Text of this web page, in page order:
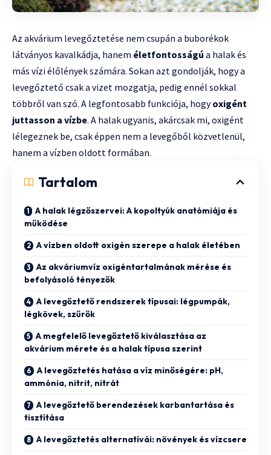
Az akvárium levegőztetése nem csupán a buborékok
látványos kavalkádja, hanem életfontosságú a halak és
más vízi élőlények számára. Sokan azt gondolják, hogy a
levegőztető csak a vizet mozgatja, pedig ennél sokkal
többről van szó. A legfontosabb funkciója, hogyoxigént
juttasson a vízbe. A halak ugyanis, akárcsak mi, oxigént
lélegeznek be, csak éppen nem a levegőből közvetlenül,
hanem a vízben oldott formában.
Tartalom
A halak légzőszervei: A kopoltyúk anatómiája és
működése
A vízben oldott oxigén szerepe a halak életében
Az akváriumvíz oxigéntartalmának mérése és
befolyásoló tényezők
A levegőztető rendszerek típusai: légpumpák,
légkövek, szűrők
A megfelelő levegőztető kiválasztása az
akvárium mérete és a halak típusa szerint
A levegőztetés hatása a víz minőségére: pH,
ammónia, nitrit, nitrát
A levegőztető berendezések karbantartása és
tisztítása
A levegőztetés alternatívái: növények és vízcsere